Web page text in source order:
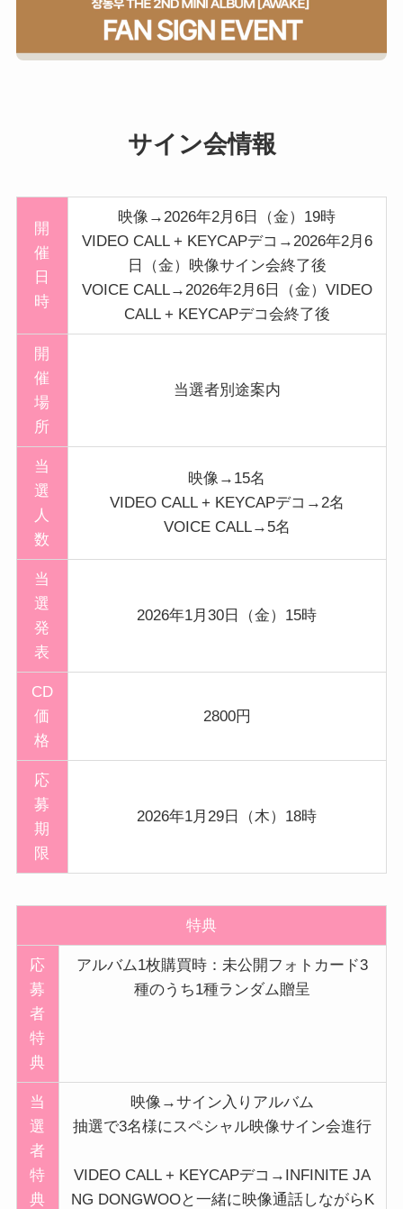
サイン会情報
開
催
日
時
映像→2026年2月6日（金）19時
VIDEO CALL + KEYCAPデコ→2026年2月6
日（金）映像サイン会終了後
VOICE CALL→2026年2月6日（金）VIDEO
CALL + KEYCAPデコ会終了後
開
催
場
所
当選者別途案内
当
選
人
数
映像→15名
VIDEO CALL + KEYCAPデコ→2名
VOICE CALL→5名
当
選
発
表
2026年1月30日（金）15時
CD
価
格
2800円
応
募
期
限
2026年1月29日（木）18時
特典
応
募
者
特
典
アルバム1枚購買時：未公開フォトカード3
種のうち1種ランダム贈呈
当
選
者
特
典
映像→サイン入りアルバム
抽選で3名様にスペシャル映像サイン会進行
VIDEO CALL + KEYCAPデコ→INFINITE JA
NG DONGWOOと一緒に映像通話しながらK